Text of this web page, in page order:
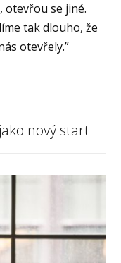
otevřou se jiné.
tak dlouho, že
otevřely.”
nový start